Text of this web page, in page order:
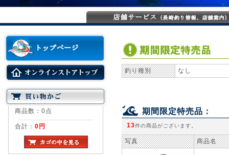
商品数：0点
合計： 0円
釣り種別 なし
期間限定特売品：
13件の商品がございます。
写真 商品名